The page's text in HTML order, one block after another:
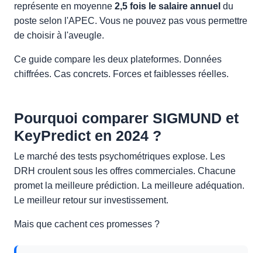
représente en moyenne 2,5 fois le salaire annuel du
poste selon l'APEC. Vous ne pouvez pas vous permettre
de choisir à l'aveugle.
Ce guide compare les deux plateformes. Données
chiffrées. Cas concrets. Forces et faiblesses réelles.
Pourquoi comparer SIGMUND et
KeyPredict en 2024 ?
Le marché des tests psychométriques explose. Les
DRH croulent sous les offres commerciales. Chacune
promet la meilleure prédiction. La meilleure adéquation.
Le meilleur retour sur investissement.
Mais que cachent ces promesses ?